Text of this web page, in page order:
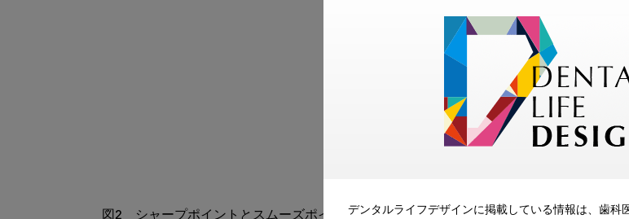
デンタルライフデザインに掲載している情報は、歯科
図2　シャープポイントとスムーズポイントの切り替え。『歯科医療従事者のための